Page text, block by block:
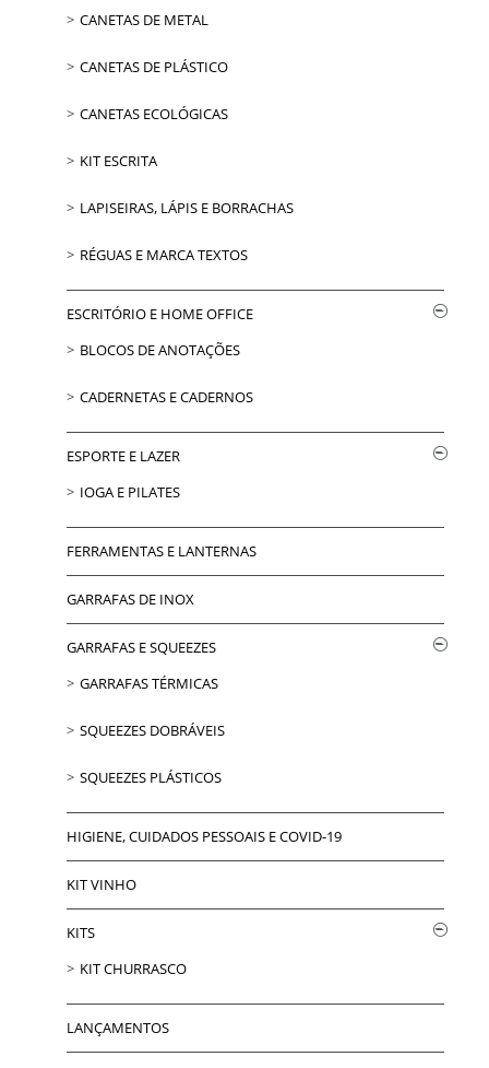
CANETAS DE METAL
CANETAS DE PLÁSTICO
CANETAS ECOLÓGICAS
KIT ESCRITA
LAPISEIRAS, LÁPIS E BORRACHAS
RÉGUAS E MARCA TEXTOS
ESCRITÓRIO E HOME OFFICE
BLOCOS DE ANOTAÇÕES
CADERNETAS E CADERNOS
ESPORTE E LAZER
IOGA E PILATES
FERRAMENTAS E LANTERNAS
GARRAFAS DE INOX
GARRAFAS E SQUEEZES
GARRAFAS TÉRMICAS
SQUEEZES DOBRÁVEIS
SQUEEZES PLÁSTICOS
HIGIENE, CUIDADOS PESSOAIS E COVID-19
KIT VINHO
KITS
KIT CHURRASCO
LANÇAMENTOS